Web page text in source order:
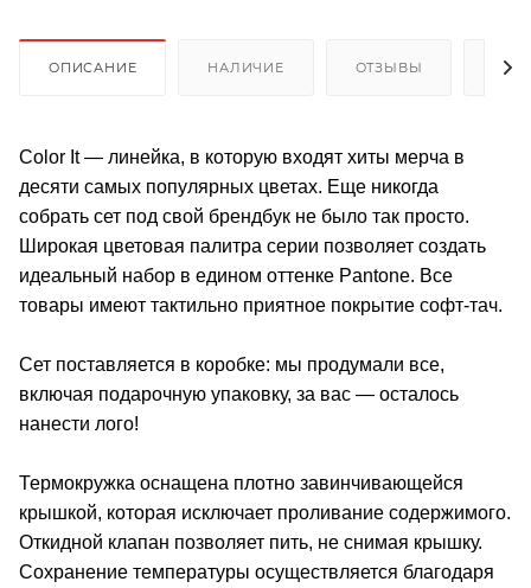
ОПИСАНИЕ НАЛИЧИЕ ОТЗЫВЫ
Color It — линейка, в которую входят хиты мерча в
десяти самых популярных цветах. Еще никогда
собрать сет под свой брендбук не было так просто.
Широкая цветовая палитра серии позволяет создать
идеальный набор в едином оттенке Pantone. Все
товары имеют тактильно приятное покрытие софт-тач.
Сет поставляется в коробке: мы продумали все,
включая подарочную упаковку, за вас — осталось
нанести лого!
Термокружка оснащена плотно завинчивающейся
крышкой, которая исключает проливание содержимого.
Откидной клапан позволяет пить, не снимая крышку.
Сохранение температуры осуществляется благодаря